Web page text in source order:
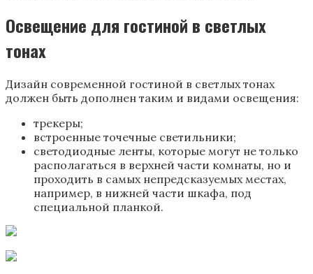
Освещение для гостиной в светлых
тонах
Дизайн современной гостиной в светлых тонах
должен быть дополнен таким и видами освещения:
трекеры;
встроенные точечные светильники;
светодиодные ленты, которые могут не только
располагаться в верхней части комнаты, но и
проходить в самых непредсказуемых местах,
например, в нижней части шкафа, под
специальной планкой.